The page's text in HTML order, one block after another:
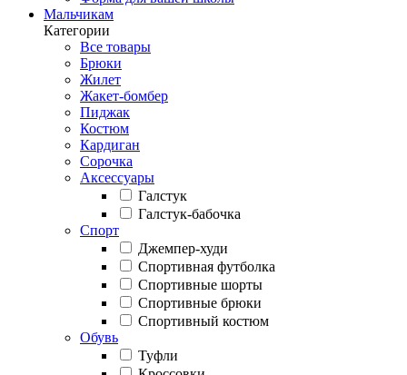
Мальчикам
Категории
Все товары
Брюки
Жилет
Жакет-бомбер
Пиджак
Костюм
Кардиган
Сорочка
Аксессуары
Галстук
Галстук-бабочка
Спорт
Джемпер-худи
Спортивная футболка
Спортивные шорты
Спортивные брюки
Спортивный костюм
Обувь
Туфли